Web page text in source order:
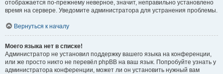
отображается по-прежнему неверное, значит, неправильно установлено
время на сервере. Уведомите администратора для устранения проблемы.
Вернуться к началу
Моего языка нет в списке!
Администратор не установил поддержку вашего языка на конференции,
или же просто никто не перевёл phpBB на ваш язык. Попробуйте узнать у
администратора конференции, может ли он установить нужный вам